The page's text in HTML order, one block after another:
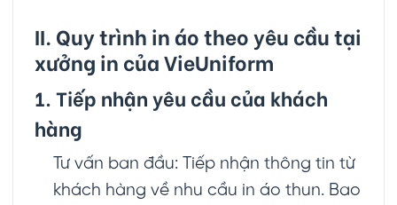
II. Quy trình in áo theo yêu cầu tại
xưởng in của VieUniform
1. Tiếp nhận yêu cầu của khách
hàng
Tư vấn ban đầu: Tiếp nhận thông tin từ
khách hàng về nhu cầu in áo thun. Bao